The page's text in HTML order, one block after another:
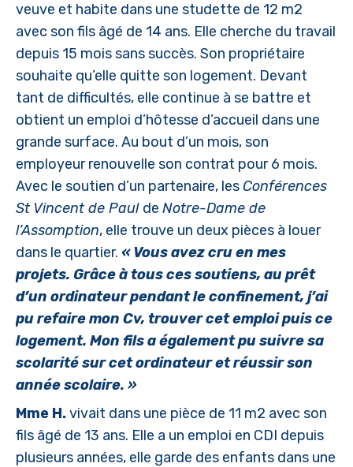
veuve et habite dans une studette de 12 m2
avec son fils âgé de 14 ans. Elle cherche du travail
depuis 15 mois sans succès. Son propriétaire
souhaite qu’elle quitte son logement. Devant
tant de difficultés, elle continue à se battre et
obtient un emploi d’hôtesse d’accueil dans une
grande surface. Au bout d’un mois, son
employeur renouvelle son contrat pour 6 mois.
Avec le soutien d’un partenaire, lesConférences
St Vincent de Paul deNotre-Dame de
l’Assomption, elle trouve un deux pièces à louer
dans le quartier.« Vous avez cru en mes
projets. Grâce à tous ces soutiens, au prêt
d’un ordinateur pendant le confinement, j’ai
pu refaire mon Cv, trouver cet emploi puis ce
logement. Mon fils a également pu suivre sa
scolarité sur cet ordinateur et réussir son
année scolaire. »
Mme H.vivait dans une pièce de 11 m2 avec son
fils âgé de 13 ans. Elle a un emploi en CDI depuis
plusieurs années, elle garde des enfants dans une